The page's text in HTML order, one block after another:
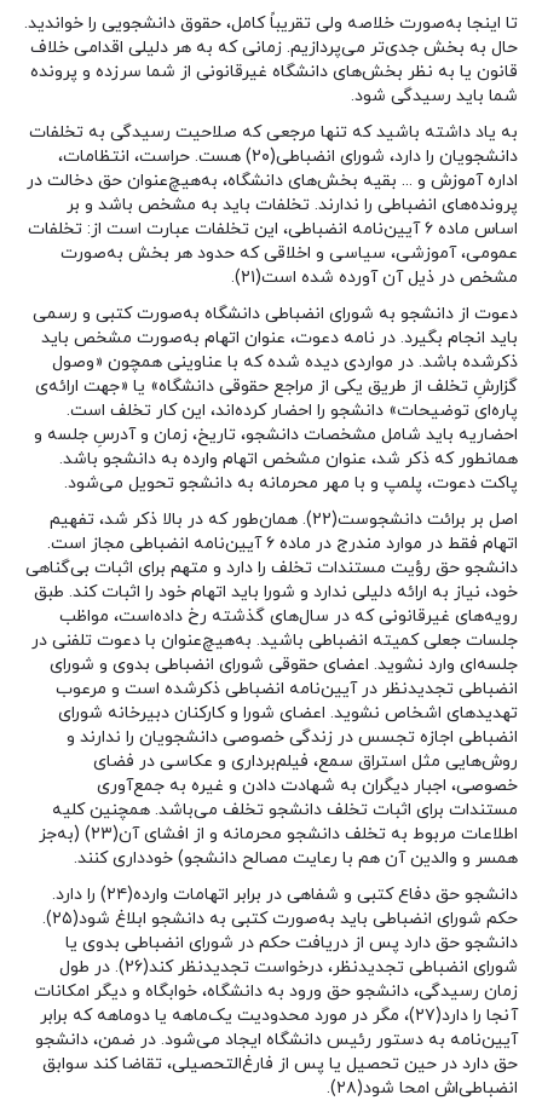
تا اینجا به‌صورت خلاصه ولی تقریباً کامل، حقوق دانشجویی را خواندید.
حال به بخش جدی‌تر می‌پردازیم. زمانی که به هر دلیلی اقدامی خلاف
قانون یا به نظر بخش‌های دانشگاه غیرقانونی از شما سرزده و پرونده
شما باید رسیدگی شود.
به یاد داشته باشید که تنها مرجعی که صلاحیت رسیدگی به تخلفات
دانشجویان را دارد، شورای انضباطی(۲۰) هست. حراست، انتظامات،
اداره آموزش و … بقیه بخش‌های دانشگاه، به‌هیچ‌عنوان حق دخالت در
پرونده‌های انضباطی را ندارند. تخلفات باید به مشخص باشد و بر
اساس ماده ۶ آیین‌نامه انضباطی، این تخلفات عبارت است از: تخلفات
عمومی، آموزشی، سیاسی و اخلاقی که حدود هر بخش به‌صورت
مشخص در ذیل آن آورده شده است(۲۱).
دعوت از دانشجو به شورای انضباطی دانشگاه به‌صورت کتبی و رسمی
باید انجام بگیرد. در نامه دعوت، عنوان اتهام به‌صورت مشخص باید
ذکرشده باشد. در مواردی دیده شده که با عناوینی همچون «وصول
گزارشِ تخلف از طریق یکی از مراجع حقوقی دانشگاه» یا «جهت ارائه‌ی
پاره‌ای توضیحات» دانشجو را احضار کرده‌اند، این کار تخلف است.
احضاریه باید شامل مشخصات دانشجو، تاریخ، زمان و آدرسِ جلسه و
همانطور که ذکر شد، عنوان مشخص اتهام وارده به دانشجو باشد.
پاکت دعوت، پلمپ و با مهر محرمانه به دانشجو تحویل می‌شود.
اصل بر برائت دانشجوست(۲۲). همان‌طور که در بالا ذکر شد، تفهیم
اتهام فقط در موارد مندرج در ماده ۶ آیین‌نامه انضباطی مجاز است.
دانشجو حق رؤیت مستندات تخلف را دارد و متهم برای اثبات بی‌گناهی
خود، نیاز به ارائه دلیلی ندارد و شورا باید اتهام خود را اثبات کند. طبق
رویه‌های غیرقانونی که در سال‌های گذشته رخ داده‌است، مواظب
جلسات جعلی کمیته انضباطی باشید. به‌هیچ‌عنوان با دعوت تلفنی در
جلسه‌ای وارد نشوید. اعضای حقوقی شورای انضباطی بدوی و شورای
انضباطی تجدیدنظر در آیین‌نامه انضباطی ذکرشده است و مرعوب
تهدید‌های اشخاص نشوید. اعضای شورا و کارکنان دبیرخانه شورای
انضباطی اجازه تجسس در زندگی خصوصی دانشجویان را ندارند و
روش‌هایی مثل استراق سمع، فیلم‌برداری و عکاسی در فضای
خصوصی، اجبار دیگران به شهادت‌ دادن و غیره به جمع‌آوری
مستندات برای اثبات تخلف دانشجو تخلف می‌باشد. همچنین کلیه
اطلاعات مربوط به تخلف دانشجو محرمانه و از افشای آن(۲۳) (به‌جز
همسر و والدین آن هم با رعایت مصالح دانشجو) خودداری کنند.
دانشجو حق دفاع کتبی و شفاهی در برابر اتهامات وارده(۲۴) را دارد.
حکم شورای انضباطی باید به‌صورت کتبی به دانشجو ابلاغ شود(۲۵).
دانشجو حق دارد پس از دریافت حکم در شورای انضباطی بدوی یا
شورای انضباطی تجدید‌نظر، درخواست تجدیدنظر کند(۲۶). در طول
زمان رسیدگی، دانشجو حق ورود به دانشگاه، خوابگاه و دیگر امکانات
آنجا را دارد(۲۷)، مگر در مورد محدودیت یک‌ماهه یا دوماهه که برابر
آیین‌نامه به دستور رئیس دانشگاه ایجاد می‌شود. در ضمن، دانشجو
حق دارد در حین تحصیل یا پس از فارغ‌التحصیلی، تقاضا کند سوابق
انضباطی‌اش امحا شود(۲۸).